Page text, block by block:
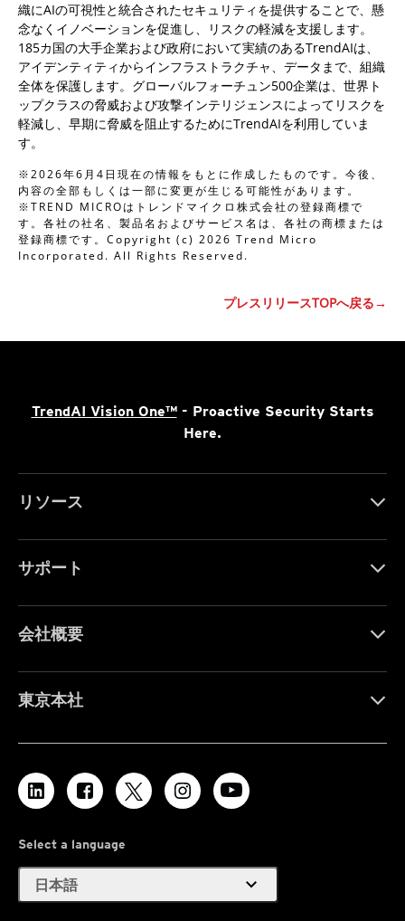
織にAIの可視性と統合されたセキュリティを提供することで、懸
念なくイノベーションを促進し、リスクの軽減を支援します。
185カ国の大手企業および政府において実績のあるTrendAIは、
アイデンティティからインフラストラクチャ、データまで、組織
全体を保護します。グローバルフォーチュン500企業は、世界ト
ップクラスの脅威および攻撃インテリジェンスによってリスクを
軽減し、早期に脅威を阻止するためにTrendAIを利用していま
す。
※2026年6月4日現在の情報をもとに作成したものです。今後、
内容の全部もしくは一部に変更が生じる可能性があります。
※TREND MICROはトレンドマイクロ株式会社の登録商標で
す。各社の社名、製品名およびサービス名は、各社の商標または
登録商標です。Copyright (c) 2026 Trend Micro
Incorporated. All Rights Reserved.
プレスリリースTOPへ戻る→
TrendAI Vision One™- Proactive Security Starts
Here.
リソース
サポート
会社概要
東京本社
Select a language
日本語 expand_more